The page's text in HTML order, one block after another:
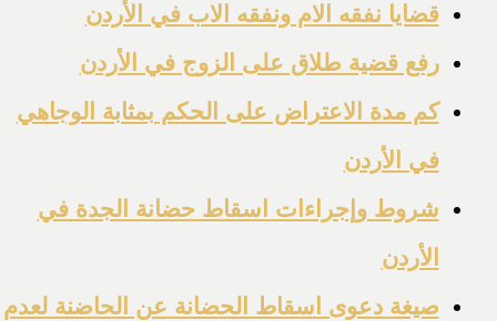
قضايا نفقه الام ونفقه الاب في الأردن
رفع قضية طلاق على الزوج في الأردن
كم مدة الاعتراض على الحكم بمثابة الوجاهي
في الأردن
شروط وإجراءات اسقاط حضانة الجدة في
الأردن
صيغة دعوى اسقاط الحضانة عن الحاضنة لعدم